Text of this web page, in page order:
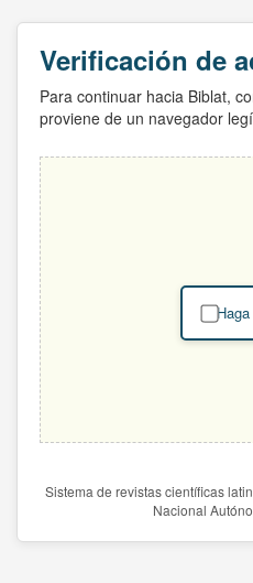
Verificación de
Para continuar hacia Biblat,
proviene de un navegador
Sistema de revistas científicas
Nacional